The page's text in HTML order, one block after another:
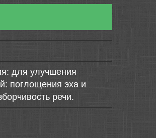
для улучшения
поглощения эха и
речи.